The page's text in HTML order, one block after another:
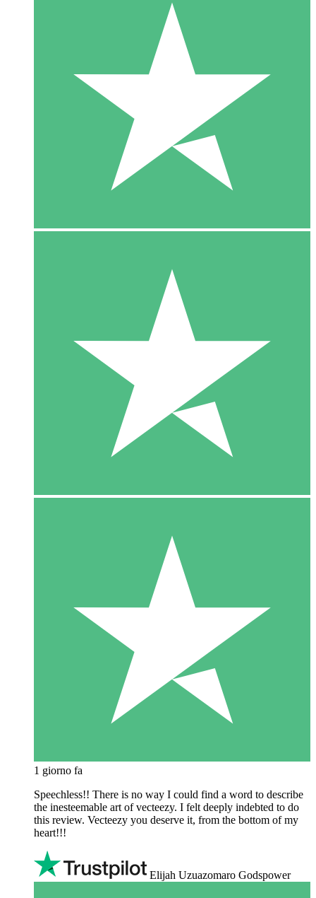
1 giorno fa
Speechless!! There is no way I could find a word to describe
the inesteemable art of vecteezy. I felt deeply indebted to do
this review. Vecteezy you deserve it, from the bottom of my
heart!!!
Elijah Uzuazomaro Godspower